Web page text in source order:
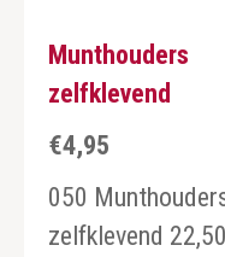
Munthouders
zelfklevend
€4,95
050
zelfklevend 22,50